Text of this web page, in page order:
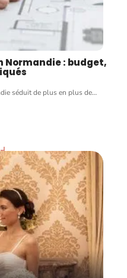
Normandie : budget,
séduit de plus en plus de…